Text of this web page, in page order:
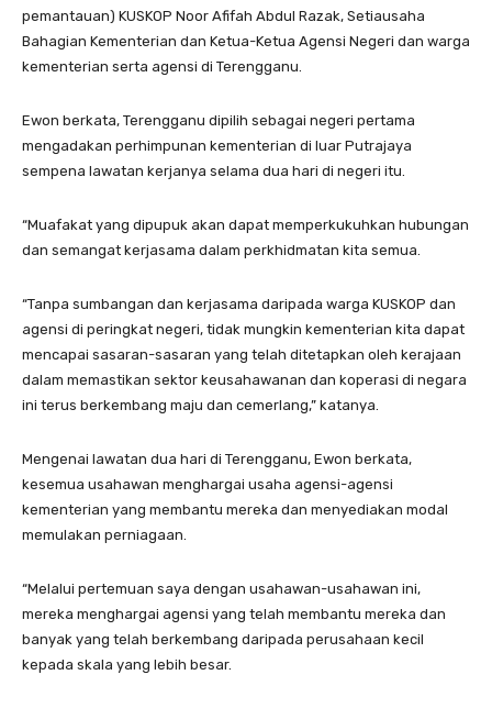
pemantauan) KUSKOP Noor Afifah Abdul Razak, Setiausaha
Bahagian Kementerian dan Ketua-Ketua Agensi Negeri dan warga
kementerian serta agensi di Terengganu.
Ewon berkata, Terengganu dipilih sebagai negeri pertama
mengadakan perhimpunan kementerian di luar Putrajaya
sempena lawatan kerjanya selama dua hari di negeri itu.
“Muafakat yang dipupuk akan dapat memperkukuhkan hubungan
dan semangat kerjasama dalam perkhidmatan kita semua.
“Tanpa sumbangan dan kerjasama daripada warga KUSKOP dan
agensi di peringkat negeri, tidak mungkin kementerian kita dapat
mencapai sasaran-sasaran yang telah ditetapkan oleh kerajaan
dalam memastikan sektor keusahawanan dan koperasi di negara
ini terus berkembang maju dan cemerlang,” katanya.
Mengenai lawatan dua hari di Terengganu, Ewon berkata,
kesemua usahawan menghargai usaha agensi-agensi
kementerian yang membantu mereka dan menyediakan modal
memulakan perniagaan.
“Melalui pertemuan saya dengan usahawan-usahawan ini,
mereka menghargai agensi yang telah membantu mereka dan
banyak yang telah berkembang daripada perusahaan kecil
kepada skala yang lebih besar.